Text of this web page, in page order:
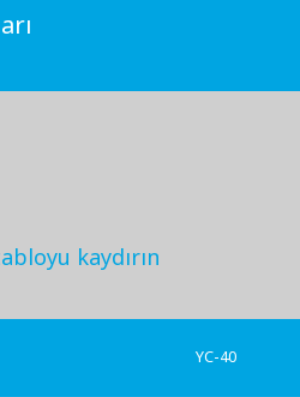
kaydırın
YC-40